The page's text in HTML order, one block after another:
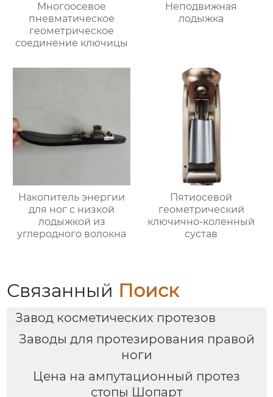
Многоосевое
пневматическое
геометрическое
соединение ключицы
Неподвижная
лодыжка
Накопитель энергии
для ног с низкой
лодыжкой из
углеродного волокна
Пятиосевой
геометрический
ключично-коленный
сустав
Связанный Поиск
Завод косметических протезов
Заводы для протезирования правой
ноги
Цена на ампутационный протез
стопы Шопарт